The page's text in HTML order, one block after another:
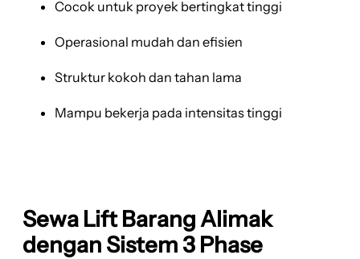
Cocok untuk proyek bertingkat tinggi
Operasional mudah dan efisien
Struktur kokoh dan tahan lama
Mampu bekerja pada intensitas tinggi
Sewa Lift Barang Alimak
dengan Sistem 3 Phase